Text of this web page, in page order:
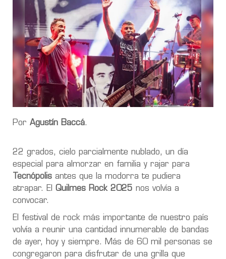
Por Agustín Baccá.
22 grados, cielo parcialmente nublado, un día
especial para almorzar en familia y rajar para
Tecnópolis antes que la modorra te pudiera
atrapar. El Quilmes Rock 2025 nos volvía a
convocar.
El festival de rock más importante de nuestro país
volvía a reunir una cantidad innumerable de bandas
de ayer, hoy y siempre. Más de 60 mil personas se
congregaron para disfrutar de una grilla que